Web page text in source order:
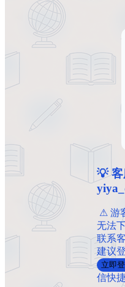
💡
️⚠ 游
无法
联系
建议
立即
信快